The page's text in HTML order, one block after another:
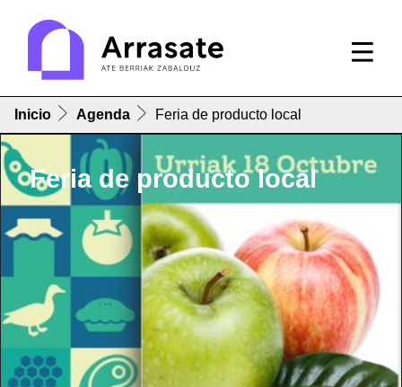
Inicio Agenda Feria de producto local
Feria de producto local